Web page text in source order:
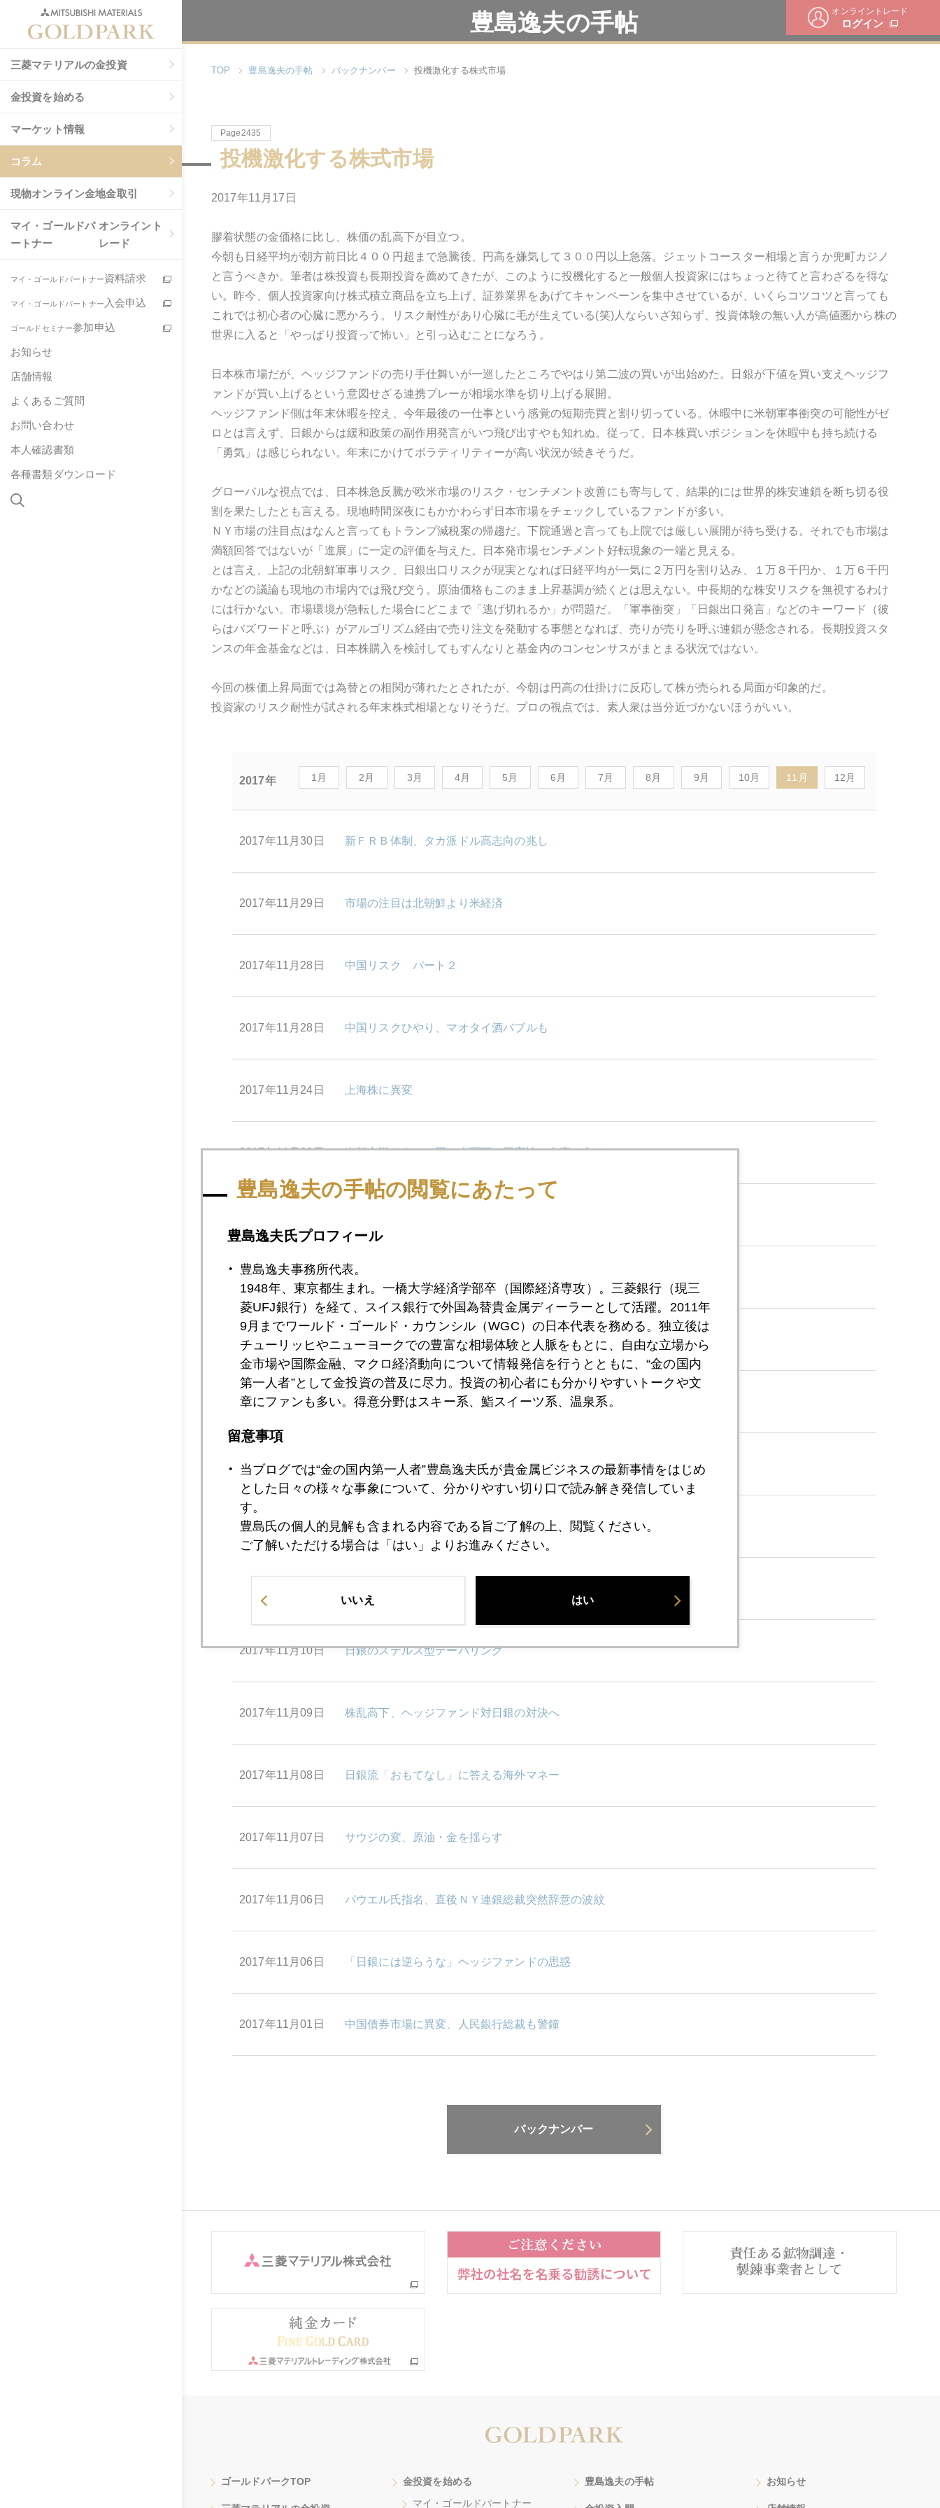
オンライントレード
ログイン
三菱マテリアルの金投資
金投資を始める
マーケット情報
コラム
現物オンライン金地金取引
マイ・ゴールドパ
ートナー
オンライント
レード
マイ・ゴールドパートナー資料請求
マイ・ゴールドパートナー 入会申込
ゴールドセミナー参加申込
お知らせ
店舗情報
よくあるご質問
お問い合わせ
本人確認書類
各種書類ダウンロード
豊島逸夫の手帖
TOP 豊島逸夫の手帖 バックナンバー 投機激化する株式市場
Page2435
投機激化する株式市場
2017年11月17日
膠着状態の金価格に比し、株価の乱高下が目立つ。
今朝も日経平均が朝方前日比４００円超まで急騰後、円高を嫌気して３００円以上急落。ジェットコースター相場と言うか兜町カジノ
と言うべきか。筆者は株投資も長期投資を薦めてきたが、このように投機化すると一般個人投資家にはちょっと待てと言わざるを得な
い。昨今、個人投資家向け株式積立商品を立ち上げ、証券業界をあげてキャンペーンを集中させているが、いくらコツコツと言っても
これでは初心者の心臓に悪かろう。リスク耐性があり心臓に毛が生えている(笑)人ならいざ知らず、投資体験の無い人が高値圏から株の
世界に入ると「やっぱり投資って怖い」と引っ込むことになろう。
日本株市場だが、ヘッジファンドの売り手仕舞いが一巡したところでやはり第二波の買いが出始めた。日銀が下値を買い支えヘッジフ
ァンドが買い上げるという意図せざる連携プレーが相場水準を切り上げる展開。
ヘッジファンド側は年末休暇を控え、今年最後の一仕事という感覚の短期売買と割り切っている。休暇中に米朝軍事衝突の可能性がゼ
ロとは言えず、日銀からは緩和政策の副作用発言がいつ飛び出すやも知れぬ。従って、日本株買いポジションを休暇中も持ち続ける
「勇気」は感じられない。年末にかけてボラティリティーが高い状況が続きそうだ。
グローバルな視点では、日本株急反騰が欧米市場のリスク・センチメント改善にも寄与して、結果的には世界的株安連鎖を断ち切る役
割を果たしたとも言える。現地時間深夜にもかかわらず日本市場をチェックしているファンドが多い。
ＮＹ市場の注目点はなんと言ってもトランプ減税案の帰趨だ。下院通過と言っても上院では厳しい展開が待ち受ける。それでも市場は
満額回答ではないが「進展」に一定の評価を与えた。日本発市場センチメント好転現象の一端と見える。
とは言え、上記の北朝鮮軍事リスク、日銀出口リスクが現実となれば日経平均が一気に２万円を割り込み、１万８千円か、１万６千円
かなどの議論も現地の市場内では飛び交う。原油価格もこのまま上昇基調が続くとは思えない。中長期的な株安リスクを無視するわけ
には行かない。市場環境が急転した場合にどこまで「逃げ切れるか」が問題だ。「軍事衝突」「日銀出口発言」などのキーワード（彼
らはバズワードと呼ぶ）がアルゴリズム経由で売り注文を発動する事態となれば、売りが売りを呼ぶ連鎖が懸念される。長期投資スタ
ンスの年金基金などは、日本株購入を検討してもすんなりと基金内のコンセンサスがまとまる状況ではない。
今回の株価上昇局面では為替との相関が薄れたとされたが、今朝は円高の仕掛けに反応して株が売られる局面が印象的だ。
投資家のリスク耐性が試される年末株式相場となりそうだ。プロの視点では、素人衆は当分近づかないほうがいい。
2017年 1月 2月 3月 4月 5月 6月 7月 8月 9月 10月 11月 12月
2017年11月30日 新ＦＲＢ体制、タカ派ドル高志向の兆し
2017年11月29日 市場の注目は北朝鮮より米経済
2017年11月28日 中国リスク パート２
2017年11月28日 中国リスクひやり、マオタイ酒バブルも
2017年11月24日 上海株に異変
2017年11月22日 米朝交戦なら９９円、水面下の円高論、有事の金は？
2017年11月20日 サウジの異変、金塊も没収か
2017年11月17日 投機激化する株式市場
2017年11月16日 中国経済不安、商品安、株・金下落に波及
2017年11月15日 さおりんと対談
2017年11月14日 混迷を深めるサウジ・イランの対立
2017年11月10日 日銀のステルス型テーパリング
2017年11月09日 株乱高下、ヘッジファンド対日銀の対決へ
2017年11月08日 日銀流「おもてなし」に答える海外マネー
2017年11月07日 サウジの変、原油・金を揺らす
2017年11月06日 パウエル氏指名、直後ＮＹ連銀総裁突然辞意の波紋
2017年11月06日 「日銀には逆らうな」ヘッジファンドの思惑
2017年11月01日 中国債券市場に異変、人民銀行総裁も警鐘
バックナンバー
ゴールドパークTOP
金投資を始める
マイ・ゴールドパートナー
豊島逸夫の手帖 お知らせ
豊島逸夫の手帖の閲覧にあたって
豊島逸夫氏プロフィール
豊島逸夫事務所代表。
1948年、東京都生まれ。一橋大学経済学部卒（国際経済専攻）。三菱銀行（現三
菱UFJ銀行）を経て、スイス銀行で外国為替貴金属ディーラーとして活躍。2011年
9月までワールド・ゴールド・カウンシル（WGC）の日本代表を務める。独立後は
チューリッヒやニューヨークでの豊富な相場体験と人脈をもとに、自由な立場から
金市場や国際金融、マクロ経済動向について情報発信を行うとともに、“金の国内
第一人者”として金投資の普及に尽力。投資の初心者にも分かりやすいトークや文
章にファンも多い。得意分野はスキー系、鮨スイーツ系、温泉系。
留意事項
当ブログでは“金の国内第一人者”豊島逸夫氏が貴金属ビジネスの最新事情をはじめ
とした日々の様々な事象について、分かりやすい切り口で読み解き発信していま
す。
豊島氏の個人的見解も含まれる内容である旨ご了解の上、閲覧ください。
ご了解いただける場合は「はい」よりお進みください。
いいえ はい